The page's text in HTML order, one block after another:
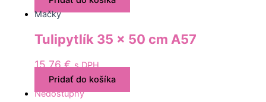
Mačky
Tulipytlík 35 x 50 cm A57
15,76€ s DPH
Pridať do košíka
Nedostupný